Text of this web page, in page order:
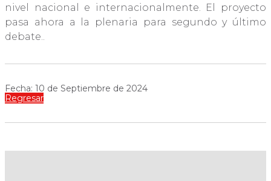
nivel nacional e internacionalmente. El proyecto
pasa ahora a la plenaria para segundo y último
debate..
Fecha: 10 de Septiembre de 2024
Regresar